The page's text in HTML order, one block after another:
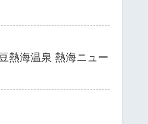
熱海温泉 熱海ニュー